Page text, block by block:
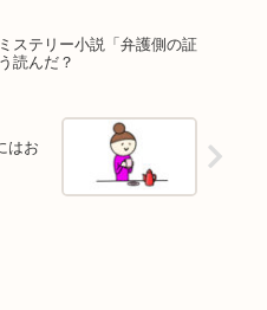
ステリー小説「弁護側の証
読んだ？
はお